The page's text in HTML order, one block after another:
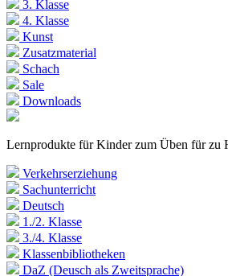
3. Klasse
4. Klasse
Kunst
Zusatzmaterial
Schach
Sale
Downloads
Lernprodukte für Kinder zum Üben für zu
Verkehrserziehung
Sachunterricht
Deutsch
1./2. Klasse
3./4. Klasse
Klassenbibliotheken
DaZ (Deusch als Zweitsprache)